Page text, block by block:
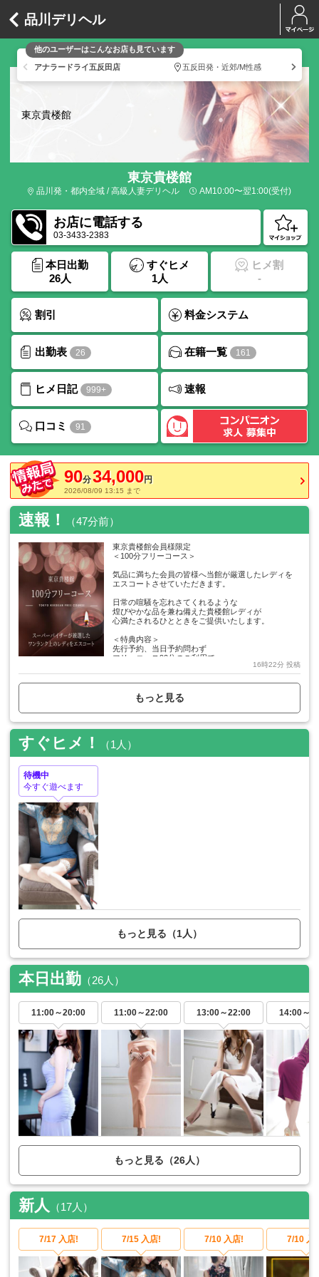
品川デリヘル
東京貴楼館
他のユーザーはこんなお店も見ています
アナラードライ五反田店 五反田発・近郊/M性感
東京貴楼館
品川発・都内全域 / 高級人妻デリヘル AM10:00〜翌1:00(受付)
お店に電話する
03-3433-2383
本日出勤
26人
すぐヒメ
1人
ヒメ割
-
割引 料金システム
出勤表 26 在籍一覧 161
ヒメ日記 999+ 速報
口コミ 91
90分34,000円
2026/08/09 13:15 まで
速報！ （47分前）
東京貴楼館会員様限定
＜100分フリーコース＞
気品に満ちた会員の皆様へ当館が厳選したレディを
エスコートさせていただきます。
日常の喧騒を忘れさてくれるような
煌びやかな品を兼ね備えた貴楼館レディが
心満たされるひとときをご提供いたします。
＜特典内容＞
先行予約、当日予約問わず
フリーコース90分のご利用で
例:グランコース
90分フリー 34,000円＋交通費
100分フリー 34,000円＋交通費
・70分コースは対象外
・会員様限定の特典です
16時22分 投稿
もっと見る
すぐヒメ！ （1人）
待機中
今すぐ遊べます
もっと見る（1人）
本日出勤 （26人）
11:00～20:00 11:00～22:00 13:00～22:00 14:00～
もっと見る（26人）
新人 （17人）
7/17 入店! 7/15 入店! 7/10 入店! 7/10 入